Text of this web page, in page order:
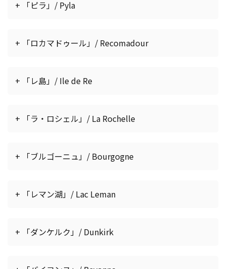
+ 「ピラ」/ Pyla
+ 「ロカマドゥール」/ Recomadour
+ 「レ島」/ Ile de Re
+ 「ラ・ロシェル」/ La Rochelle
+ 「ブルゴーニュ」/ Bourgogne
+ 「レマン湖」/ Lac Leman
+ 「ダンケルク」/ Dunkirk